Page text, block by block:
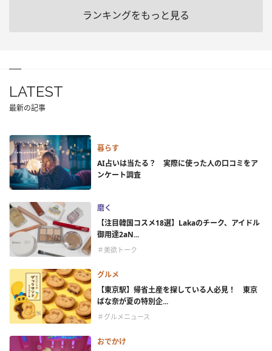
ランキングをもっと見る
LATEST
最新の記事
暮らす
AI占いは当たる？ 実際に使った人の口コミをア
ンケート調査
磨く
【注目韓国コスメ18選】Lakaのチーク、アイドル
御用達2aN...
＃美欲トーク
グルメ
【東京駅】帰省土産を探している人必見！ 東京
ばな奈が夏の特別企...
＃グルメニュース
おでかけ